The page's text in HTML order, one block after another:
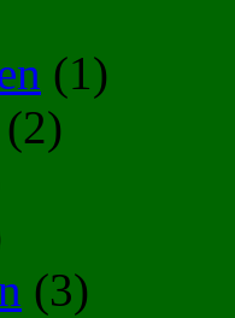
(1)
(2)
(3)